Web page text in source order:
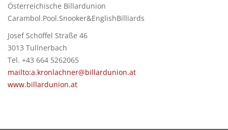
Österreichische Billardunion
Carambol.Pool.Snooker&EnglishBilliards
Josef Schöffel Straße 46
3013 Tullnerbach
Tel. +43 664 5262065
mailto:a.kronlachner@billardunion.at
www.billardunion.at